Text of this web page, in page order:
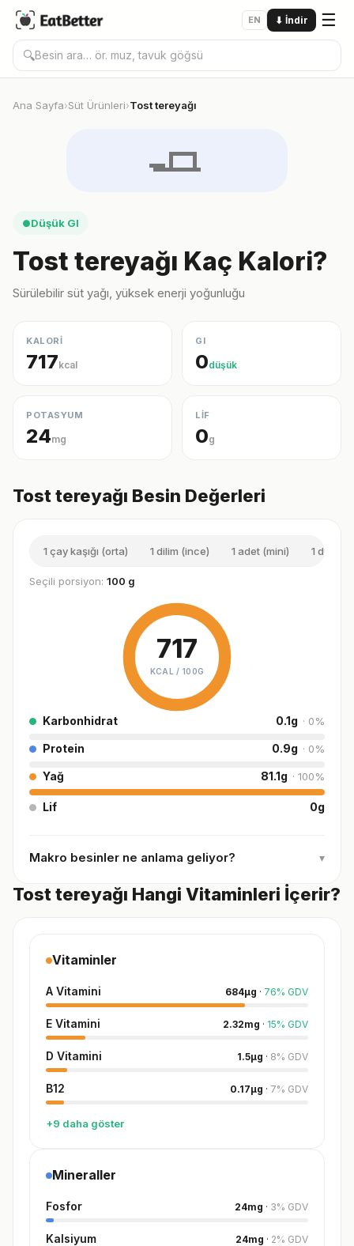
EN ⬇ İndir ☰
🔍
Ana Sayfa›Süt Ürünleri›Tost tereyağı
🧈
●Düşük GI
Tost tereyağı Kaç Kalori?
Sürülebilir süt yağı, yüksek enerji yoğunluğu
KALORİ
717kcal
GI
0düşük
POTASYUM
24mg
LİF
0g
Tost tereyağı Besin Değerleri
1 çay kaşığı (orta) 1 dilim (ince) 1 adet (mini) 1 dilim
Seçili porsiyon: 100 g
717
KCAL / 100G
Karbonhidrat 0.1g · 0%
Protein 0.9g · 0%
Yağ 81.1g · 100%
Lif 0g
Makro besinler ne anlama geliyor? ▾
Tost tereyağı Hangi Vitaminleri İçerir?
Vitaminler
A Vitamini 684µg · 76% GDV
E Vitamini 2.32mg · 15% GDV
D Vitamini 1.5µg · 8% GDV
B12 0.17µg · 7% GDV
+9 daha göster
Mineraller
Fosfor 24mg · 3% GDV
Kalsiyum 24mg · 2% GDV